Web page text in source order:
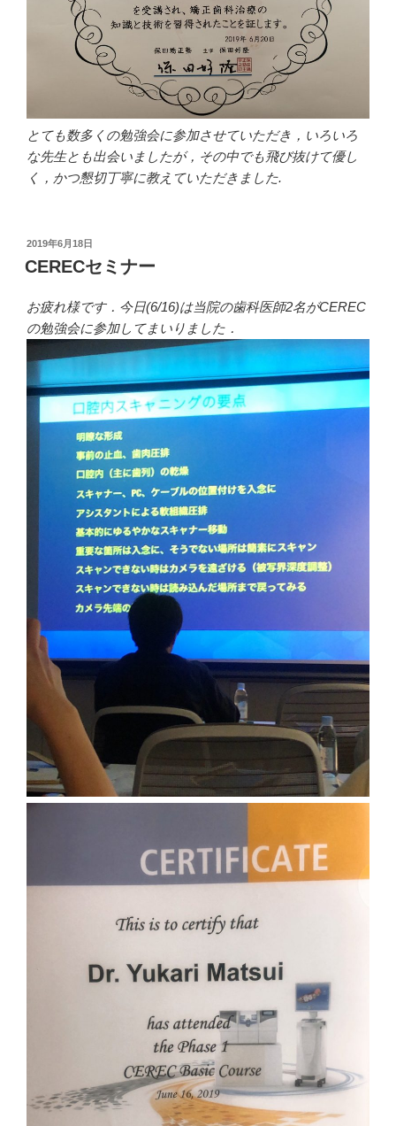
とても数多くの勉強会に参加させていただき，いろいろ
な先生とも出会いましたが，その中でも飛び抜けて優し
く，かつ懇切丁寧に教えていただきました.
投
稿
日:
2019年6月18日
CERECセミナー
お疲れ様です．今日(6/16)は当院の歯科医師2名がCEREC
の勉強会に参加してまいりました．